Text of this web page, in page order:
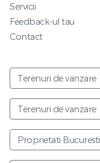
Servicii
Feedback-ul tau
Contact
Terenuri de vanzare
Terenuri de vanzare
Proprietati Bucuresti